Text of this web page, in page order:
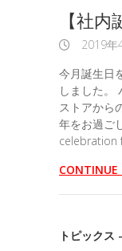
【社
2019年
今月誕生日
しました。
ストアから
年をお過ご
celebration
CONTINUE
トピックス